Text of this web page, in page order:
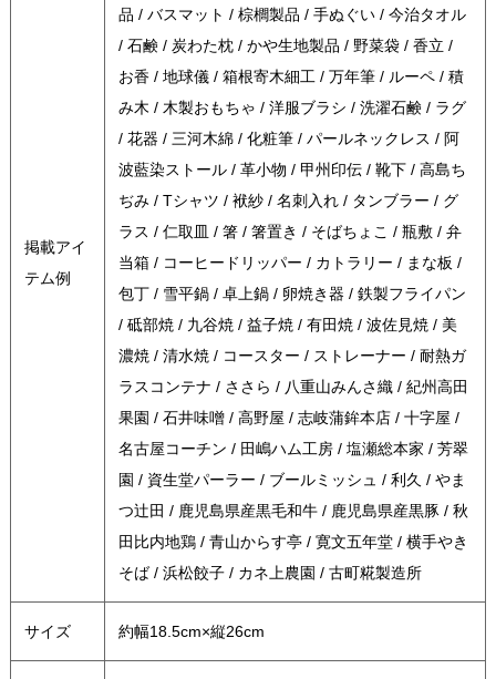
掲載アイ
テム例
品 / バスマット / 棕櫚製品 / 手ぬぐい / 今治タオル
/ 石鹸 / 炭わた枕 / かや生地製品 / 野菜袋 / 香立 /
お香 / 地球儀 / 箱根寄木細工 / 万年筆 / ルーペ / 積
み木 / 木製おもちゃ / 洋服ブラシ / 洗濯石鹸 / ラグ
/ 花器 / 三河木綿 / 化粧筆 / パールネックレス / 阿
波藍染ストール / 革小物 / 甲州印伝 / 靴下 / 高島ち
ぢみ / Tシャツ / 袱紗 / 名刺入れ / タンブラー / グ
ラス / 仁取皿 / 箸 / 箸置き / そばちょこ / 瓶敷 / 弁
当箱 / コーヒードリッパー / カトラリー / まな板 /
包丁 / 雪平鍋 / 卓上鍋 / 卵焼き器 / 鉄製フライパン
/ 砥部焼 / 九谷焼 / 益子焼 / 有田焼 / 波佐見焼 / 美
濃焼 / 清水焼 / コースター / ストレーナー / 耐熱ガ
ラスコンテナ / ささら / 八重山みんさ織 / 紀州高田
果園 / 石井味噌 / 高野屋 / 志岐蒲鉾本店 / 十字屋 /
名古屋コーチン / 田嶋ハム工房 / 塩瀬総本家 / 芳翠
園 / 資生堂パーラー / ブールミッシュ / 利久 / やま
つ辻田 / 鹿児島県産黒毛和牛 / 鹿児島県産黒豚 / 秋
田比内地鶏 / 青山からす亭 / 寛文五年堂 / 横手やき
そば / 浜松餃子 / カネ上農園 / 古町糀製造所
サイズ 約幅18.5cm×縦26cm